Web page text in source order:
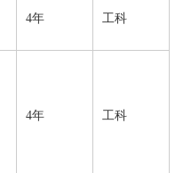
4年 工科
4年 工科